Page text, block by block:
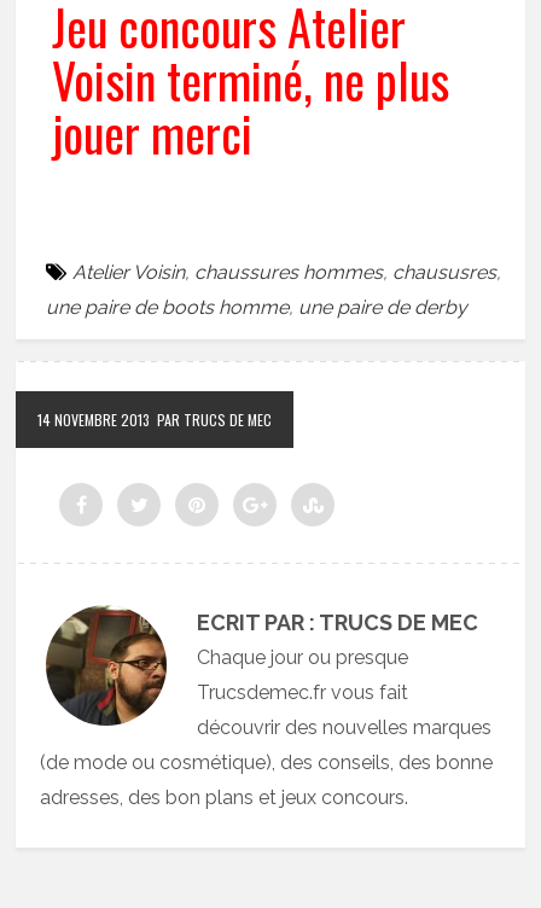
Jeu concours Atelier
Voisin terminé, ne plus
jouer merci
Atelier Voisin, chaussures hommes, chaususres,
une paire de boots homme, une paire de derby
14 NOVEMBRE 2013 PAR TRUCS DE MEC
ECRIT PAR : TRUCS DE MEC
Chaque jour ou presque
Trucsdemec.fr vous fait
découvrir des nouvelles marques
(de mode ou cosmétique), des conseils, des bonne
adresses, des bon plans et jeux concours.